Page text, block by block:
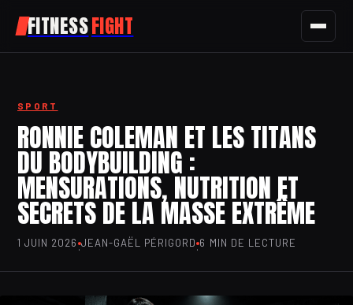
FITNESSFIGHT
SPORT
NUTRITION
SANTÉ
BIEN-ÊTRE
SPORT
RONNIE COLEMAN ET LES TITANS
DU BODYBUILDING :
MENSURATIONS, NUTRITION ET
SECRETS DE LA MASSE EXTRÊME
1 JUIN 2026·JEAN-GAËL PÉRIGORD·6 MIN DE LECTURE